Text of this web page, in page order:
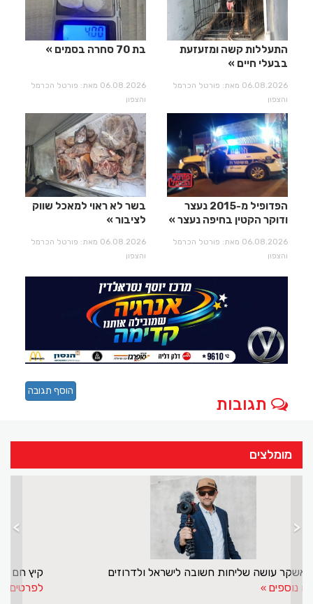
התעללות קשה ומזעזעת
בבעלי חיים
06.08.2026 מאת: פורטל הכרמל
והצפון
בת 70 סחרה בסמים
06.08.2026 מאת: פורטל הכרמל
והצפון
הפדופיל מ-2015 נעצר
ודוקר הקטין בחיפה נעצר
06.08.2026 מאת: פורטל הכרמל
והצפון
בשר לא ראוי למאכל שווק
לציבור
06.08.2026 מאת: פורטל הכרמל
והצפון
תגובות
הוסף תגובה
מומלצים
מנסור אשקר עושה שליחות חשובה לישראל ולדרוזים
לפרטים נוספים
> <